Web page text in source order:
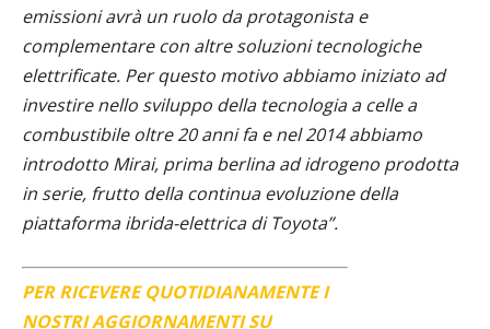
emissioni avrà un ruolo da protagonista e
complementare con altre soluzioni tecnologiche
elettrificate. Per questo motivo abbiamo iniziato ad
investire nello sviluppo della tecnologia a celle a
combustibile oltre 20 anni fa e nel 2014 abbiamo
introdotto Mirai, prima berlina ad idrogeno prodotta
in serie, frutto della continua evoluzione della
piattaforma ibrida-elettrica di Toyota”.
PER RICEVERE QUOTIDIANAMENTE I
NOSTRI AGGIORNAMENTI SU